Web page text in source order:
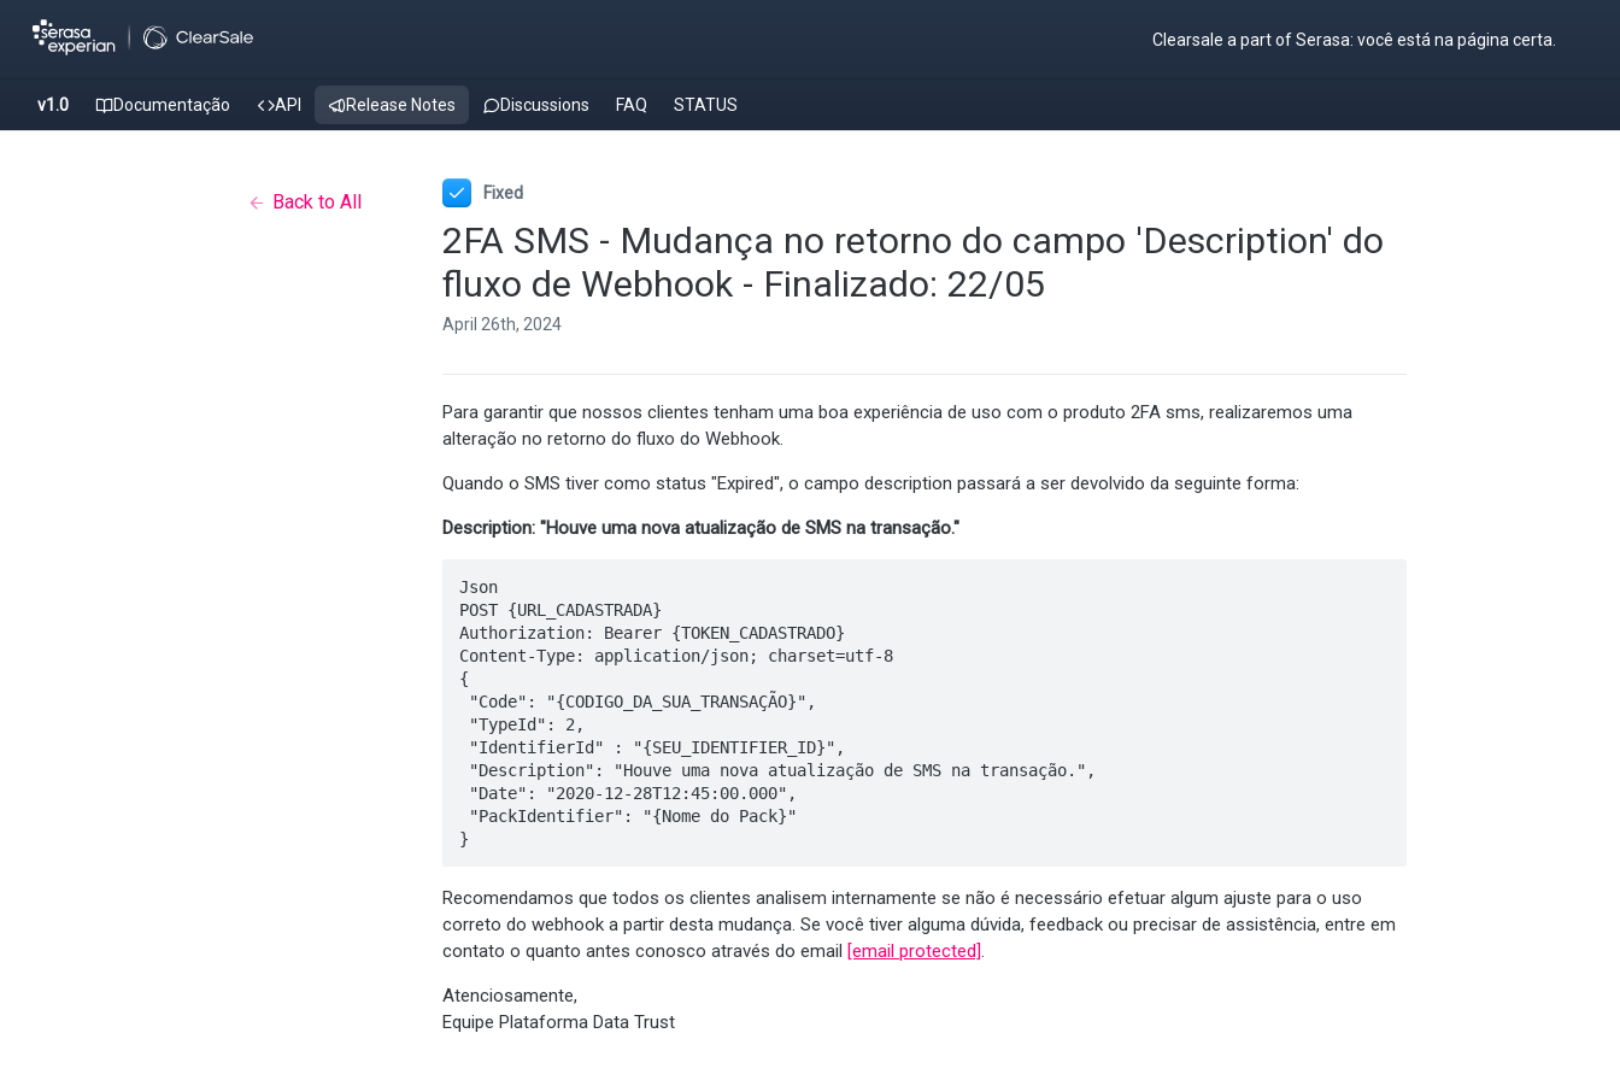
Clearsale a part of Serasa: você está na página certa.
v1.0 Documentação API Release Notes Discussions FAQ STATUS
Back to All Fixed
2FA SMS - Mudança no retorno do campo 'Description' do
fluxo de Webhook - Finalizado: 22/05
April 26th, 2024
Para garantir que nossos clientes tenham uma boa experiência de uso com o produto 2FA sms, realizaremos uma
alteração no retorno do fluxo do Webhook.
Quando o SMS tiver como status "Expired", o campo description passará a ser devolvido da seguinte forma:
Description: "Houve uma nova atualização de SMS na transação."
Json
POST {URL_CADASTRADA}
Authorization: Bearer {TOKEN_CADASTRADO}
Content-Type: application/json; charset=utf-8
{
}
Recomendamos que todos os clientes analisem internamente se não é necessário efetuar algum ajuste para o uso
correto do webhook a partir desta mudança. Se você tiver alguma dúvida, feedback ou precisar de assistência, entre em
contato o quanto antes conosco através do email [email protected].
Atenciosamente,
Equipe Plataforma Data Trust